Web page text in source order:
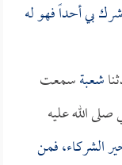
بي أحداً فهو له
شعبةسمعت
الله عليه
الشركاء، فمن